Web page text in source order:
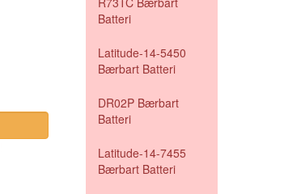
Batteri
Latitude-14-5450
Bærbart Batteri
DR02P Bærbart
Batteri
Latitude-14-7455
Bærbart Batteri